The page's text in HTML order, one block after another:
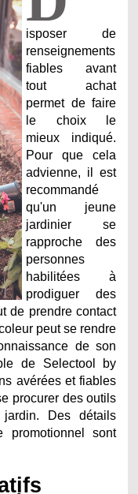
isposer de
renseignements
fiables avant
tout achat
permet de faire
le choix le
mieux indiqué.
Pour que cela
advienne, il est
recommandé
qu'un jeune
jardinier se
rapproche des
personnes
habilitées à
prodiguer des
de prendre contact
peut se rendre
de son
de Selectool by
avérées et fiables
procurer des outils
Des détails
promotionnel sont